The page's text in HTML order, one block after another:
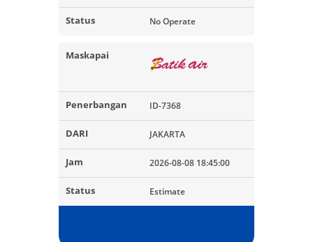
No Operate
ID-7368
JAKARTA
2026-08-08 18:45:00
Estimate